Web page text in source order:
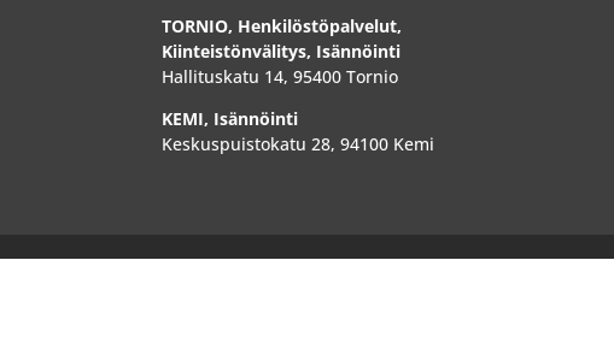
TORNIO, Henkilöstöpalvelut,
Kiinteistönvälitys, Isännöinti
Hallituskatu 14, 95400 Tornio
KEMI, Isännöinti
Keskuspuistokatu 28, 94100 Kemi